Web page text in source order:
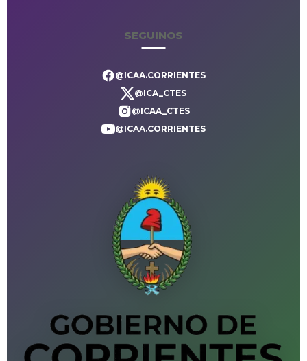
SEGUINOS
@ICAA.CORRIENTES
@ICA_CTES
@ICAA_CTES
@ICAA.CORRIENTES